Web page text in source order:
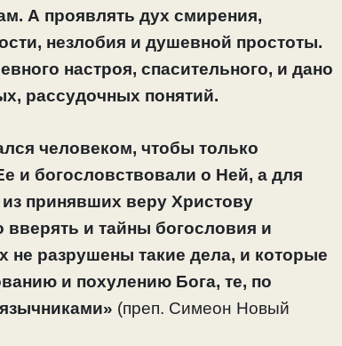
А проявлять дух смирения,
незлобия и душевной простоты.
настроя, спасительного, и дано
рассудочных понятий.
человеком, чтобы только
и богословствовали о Ней, а для
принявших веру Христову
и тайны богословия и
не разрушены такие дела, и которые
и похулению Бога, те, по
(преп. Симеон Новый